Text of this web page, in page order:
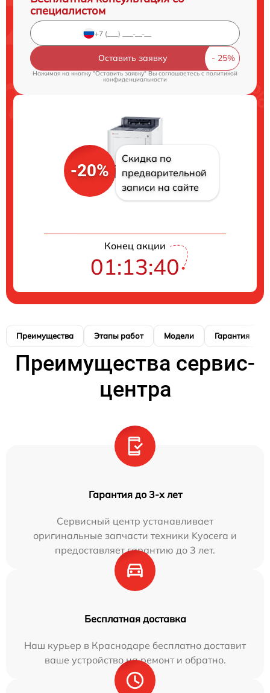
специалистом
Оставить заявку
Нажимая на кнопку "Оставить заявку" Вы соглашаетесь c политикой
конфиденциальности
-20%
Скидка по
предварительной
записи на сайте
Конец акции
01:13:39
Преимущества Этапы работ Модели Гарантия
Преимущества сервис-
центра
Гарантия до 3-х лет
Сервисный центр устанавливает
оригинальные запчасти техники Kyocera и
предоставляет гарантию до 3 лет.
Бесплатная доставка
Наш курьер в Краснодаре бесплатно доставит
ваше устройство на ремонт и обратно.